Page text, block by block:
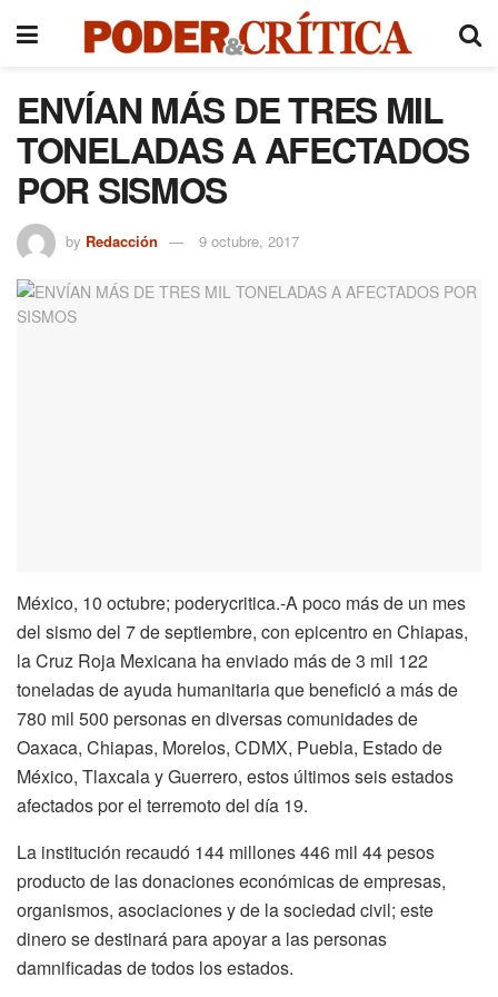
ENVÍAN MÁS DE TRES MIL
TONELADAS A AFECTADOS
POR SISMOS
by Redacción 9 octubre, 2017
México, 10 octubre; poderycritica.-A poco más de un mes
del sismo del 7 de septiembre, con epicentro en Chiapas,
la Cruz Roja Mexicana ha enviado más de 3 mil 122
toneladas de ayuda humanitaria que benefició a más de
780 mil 500 personas en diversas comunidades de
Oaxaca, Chiapas, Morelos, CDMX, Puebla, Estado de
México, Tlaxcala y Guerrero, estos últimos seis estados
afectados por el terremoto del día 19.
La institución recaudó 144 millones 446 mil 44 pesos
producto de las donaciones económicas de empresas,
organismos, asociaciones y de la sociedad civil; este
dinero se destinará para apoyar a las personas
damnificadas de todos los estados.